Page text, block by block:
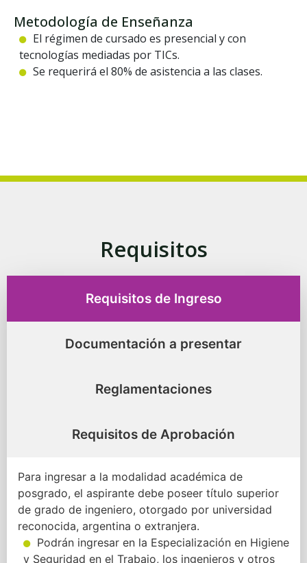
Metodología de Enseñanza
El régimen de cursado es presencial y con
tecnologías mediadas por TICs.
Se requerirá el 80% de asistencia a las clases.
Requisitos
Requisitos de Ingreso
Documentación a presentar
Reglamentaciones
Requisitos de Aprobación
Para ingresar a la modalidad académica de
posgrado, el aspirante debe poseer título superior
de grado de ingeniero, otorgado por universidad
reconocida, argentina o extranjera.
Podrán ingresar en la Especialización en Higiene
y Seguridad en el Trabajo, los ingenieros y otros